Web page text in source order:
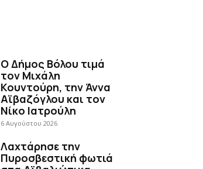
Ο Δήμος Βόλου τιμά
τον Μιχάλη
Κουντούρη, την Άννα
Αϊβαζόγλου και τον
Νίκο Ιατρούλη
6 Αυγούστου 2026
Λαχτάρησε την
Πυροσβεστική φωτιά